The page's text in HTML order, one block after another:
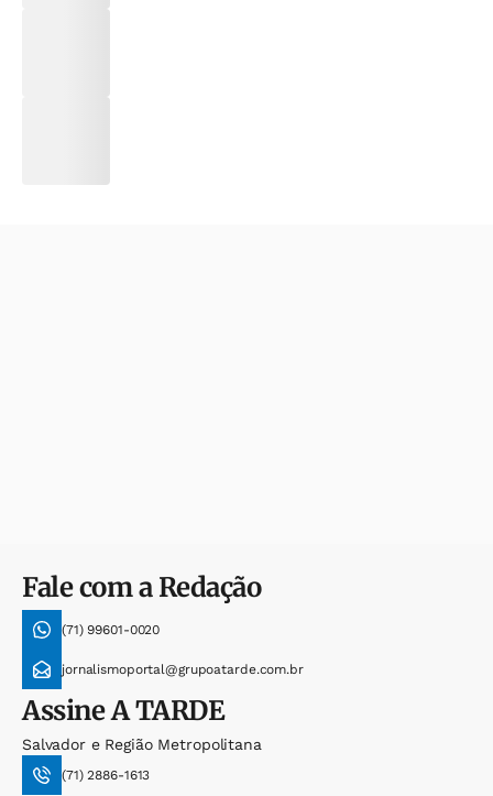
Fale com a Redação
(71) 99601-0020
jornalismoportal@grupoatarde.com.br
AssineA TARDE
Salvador e Região Metropolitana
(71) 2886-1613